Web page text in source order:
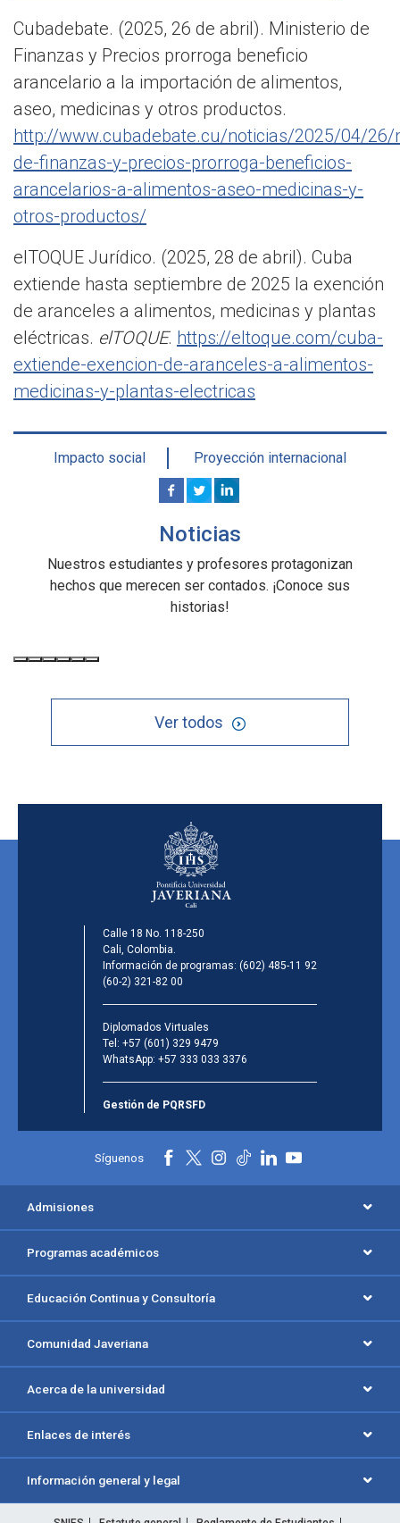
Cubadebate. (2025, 26 de abril). Ministerio de
Finanzas y Precios prorroga beneficio
arancelario a la importación de alimentos,
aseo, medicinas y otros productos.
http://www.cubadebate.cu/noticias/2025/04/26/
de-finanzas-y-precios-prorroga-beneficios-
arancelarios-a-alimentos-aseo-medicinas-y-
otros-productos/
elTOQUE Jurídico. (2025, 28 de abril). Cuba
extiende hasta septiembre de 2025 la exención
de aranceles a alimentos, medicinas y plantas
eléctricas. elTOQUE. https://eltoque.com/cuba-
extiende-exencion-de-aranceles-a-alimentos-
medicinas-y-plantas-electricas
Impacto social Proyección internacional
Noticias
Nuestros estudiantes y profesores protagonizan
hechos que merecen ser contados. ¡Conoce sus
historias!
Ver todos
Calle 18 No. 118-250
Cali, Colombia.
Información de programas: (602) 485-11 92
(60-2) 321-82 00
Diplomados Virtuales
Tel: +57 (601) 329 9479
WhatsApp: +57 333 033 3376
Gestión de PQRSFD
Síguenos
Admisiones
Programas académicos
Educación Continua y Consultoría
Comunidad Javeriana
Acerca de la universidad
Enlaces de interés
Información general y legal